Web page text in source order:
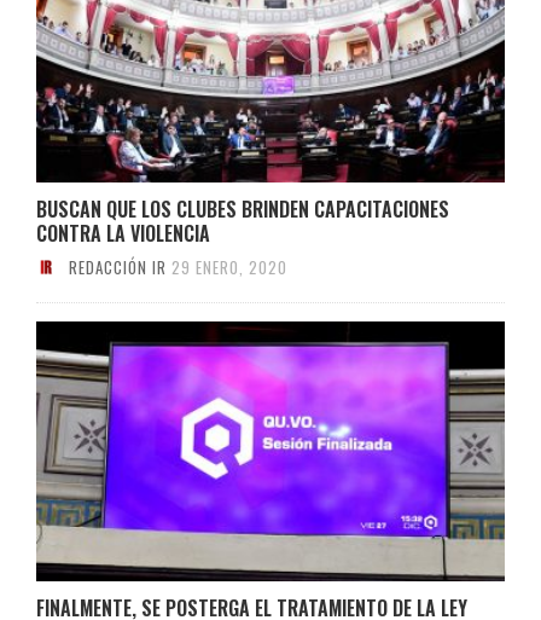
BUSCAN QUE LOS CLUBES BRINDEN CAPACITACIONES
CONTRA LA VIOLENCIA
REDACCIÓN IR 29 ENERO, 2020
FINALMENTE, SE POSTERGA EL TRATAMIENTO DE LA LEY